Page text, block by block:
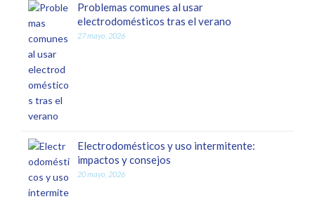
Problemas comunes al usar
electrodomésticos tras el verano
27 mayo, 2026
Electrodomésticos y uso intermitente:
impactos y consejos
20 mayo, 2026